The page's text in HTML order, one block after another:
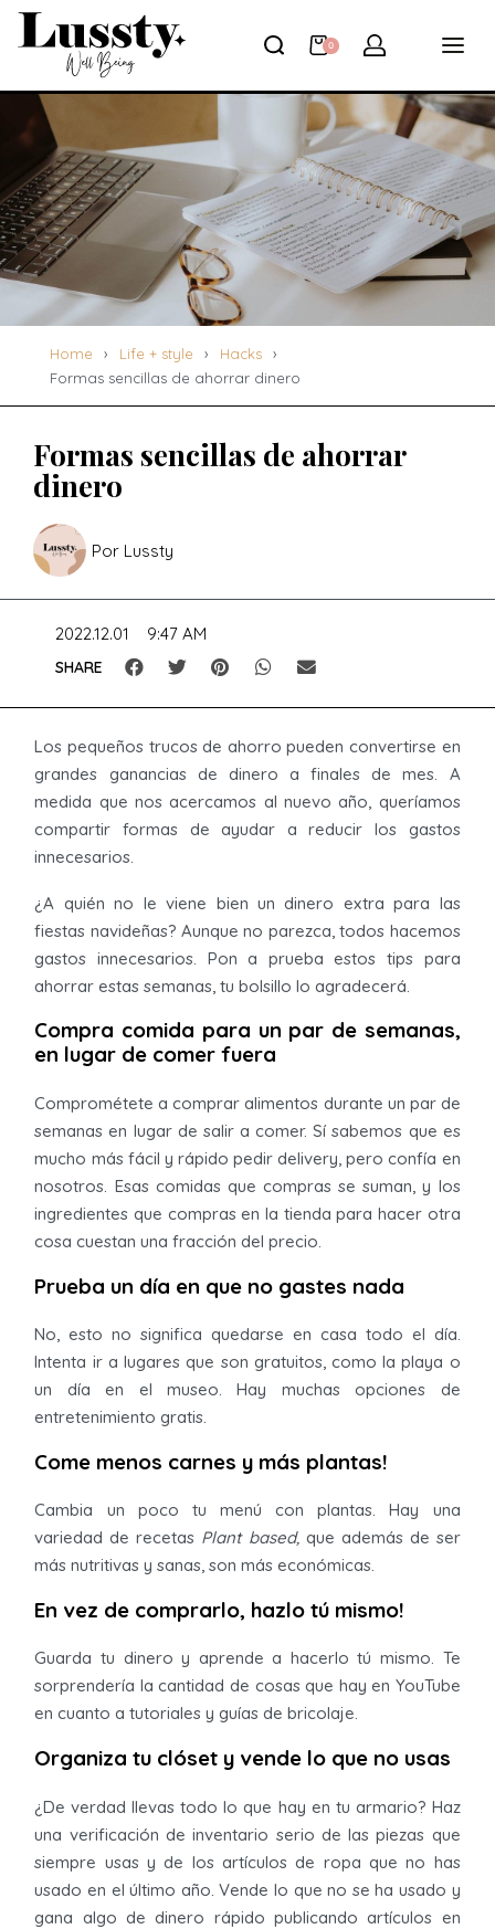
0
Home › Life + style › Hacks
›
Formas sencillas de ahorrar dinero
Formas sencillas de ahorrar
dinero
Por Lussty
2022.12.01 9:47 AM
SHARE
Los pequeños trucos de ahorro pueden convertirse en
grandes ganancias de dinero a finales de mes. A
medida que nos acercamos al nuevo año, queríamos
compartir formas de ayudar a reducir los gastos
innecesarios.
¿A quién no le viene bien un dinero extra para las
fiestas navideñas? Aunque no parezca, todos hacemos
gastos innecesarios. Pon a prueba estos tips para
ahorrar estas semanas, tu bolsillo lo agradecerá.
Compra comida para un par de semanas,
en lugar de comer fuera
Comprométete a comprar alimentos durante un par de
semanas en lugar de salir a comer. Sí sabemos que es
mucho más fácil y rápido pedir delivery, pero confía en
nosotros. Esas comidas que compras se suman, y los
ingredientes que compras en la tienda para hacer otra
cosa cuestan una fracción del precio.
Prueba un día en que no gastes nada
No, esto no significa quedarse en casa todo el día.
Intenta ir a lugares que son gratuitos, como la playa o
un día en el museo. Hay muchas opciones de
entretenimiento gratis.
Come menos carnes y más plantas!
Cambia un poco tu menú con plantas. Hay una
variedad de recetas Plant based,que además de ser
más nutritivas y sanas, son más económicas.
En vez de comprarlo, hazlo tú mismo!
Guarda tu dinero y aprende a hacerlo tú mismo. Te
sorprendería la cantidad de cosas que hay en YouTube
en cuanto a tutoriales y guías de bricolaje.
Organiza tu clóset y vende lo que no usas
¿De verdad llevas todo lo que hay en tu armario? Haz
una verificación de inventario serio de las piezas que
siempre usas y de los artículos de ropa que no has
usado en el último año. Vende lo que no se ha usado y
gana algo de dinero rápido publicando artículos en